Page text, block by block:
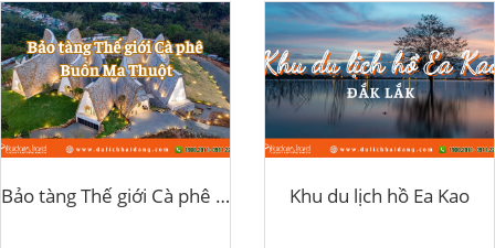
Bảo tàng Thế giới Cà phê Buôn Ma Thuột Khu du lịch hồ Ea Kao